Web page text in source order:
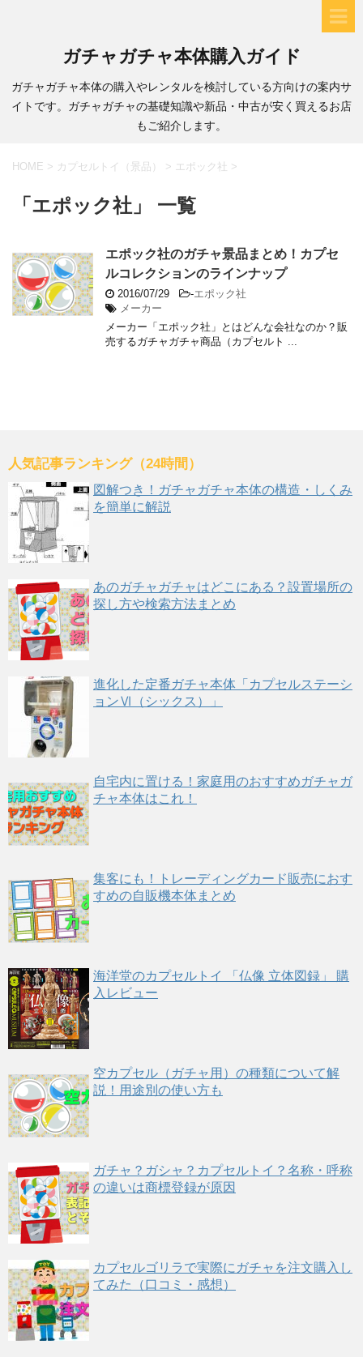
ガチャガチャ本体購入ガイド
ガチャガチャ本体の購入やレンタルを検討している方向けの案内サ
イトです。ガチャガチャの基礎知識や新品・中古が安く買えるお店
もご紹介します。
HOME > カプセルトイ（景品） > エポック社 >
「エポック社」 一覧
エポック社のガチャ景品まとめ！カプセ
ルコレクションのラインナップ
2016/07/29 -エポック社
メーカー
メーカー「エポック社」とはどんな会社なのか？販
売するガチャガチャ商品（カプセルト ...
人気記事ランキング（24時間）
図解つき！ガチャガチャ本体の構造・しくみ
を簡単に解説
あのガチャガチャはどこにある？設置場所の
探し方や検索方法まとめ
進化した定番ガチャ本体「カプセルステーシ
ョンⅥ（シックス）」
自宅内に置ける！家庭用のおすすめガチャガ
チャ本体はこれ！
集客にも！トレーディングカード販売におす
すめの自販機本体まとめ
海洋堂のカプセルトイ 「仏像 立体図録」 購
入レビュー
空カプセル（ガチャ用）の種類について解
説！用途別の使い方も
ガチャ？ガシャ？カプセルトイ？名称・呼称
の違いは商標登録が原因
カプセルゴリラで実際にガチャを注文購入し
てみた（口コミ・感想）